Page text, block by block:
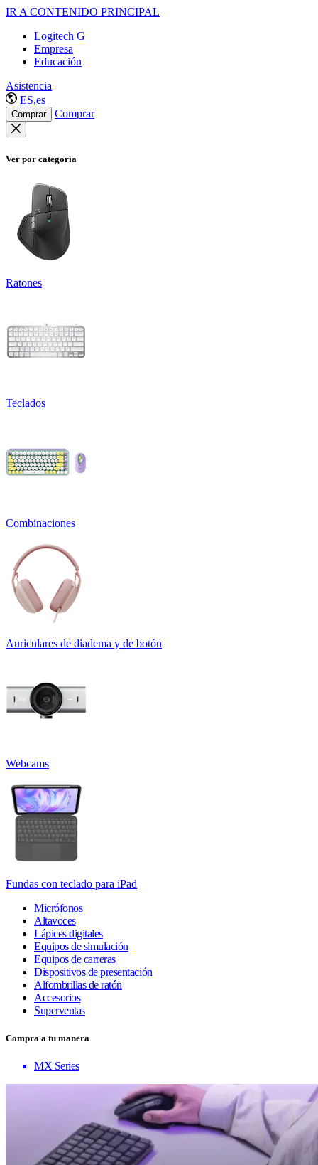
IR A CONTENIDO PRINCIPAL
Logitech G
Empresa
Educación
Asistencia
ES,es
Comprar Comprar
Ver por categoría
Ratones
Teclados
Combinaciones
Auriculares de diadema y de botón
Webcams
Fundas con teclado para iPad
Micrófonos
Altavoces
Lápices digitales
Equipos de simulación
Equipos de carreras
Dispositivos de presentación
Alfombrillas de ratón
Accesorios
Superventas
Compra a tu manera
MX Series